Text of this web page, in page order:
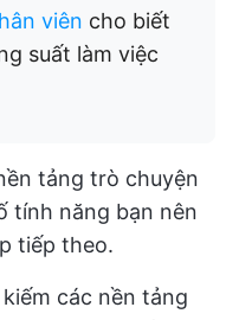
viên cho biết
suất làm việc
tảng trò chuyện
tính năng bạn nên
tiếp theo.
các nền tảng